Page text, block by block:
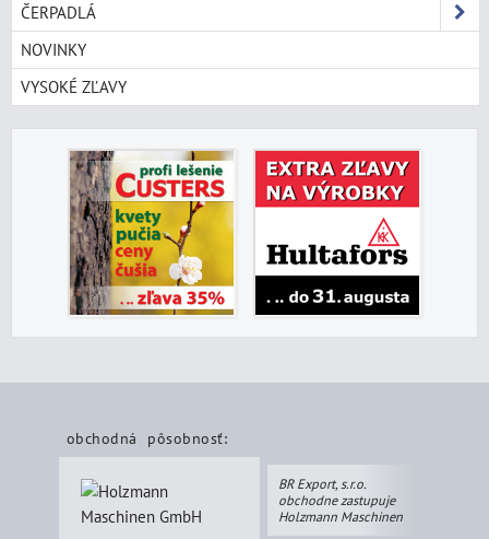
ČERPADLÁ
NOVINKY
VYSOKÉ ZĽAVY
obchodná pôsobnosť:
BR Export, s.r.o.
obchodne zastupuje
Holzmann Maschinen